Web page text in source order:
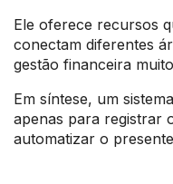
Ele oferece recursos
conectam diferentes
gestão financeira
Em síntese, um
apenas para registrar
automatizar o